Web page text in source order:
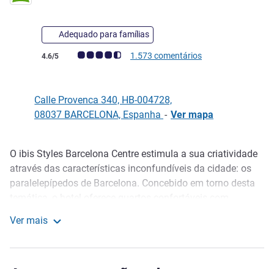
Adequado para famílias
Nota clientes Avis (Classificação ALL)
4.6/5 1.573 comentários
Calle Provenca 340, HB-004728,
08037 BARCELONA, Espanha - Ver mapa
Descrição
O ibis Styles Barcelona Centre estimula a sua criatividade
através das características inconfundíveis da cidade: os
paralelepípedos de Barcelona. Concebido em torno desta
pequeno-almoço de bufete antes de visitar toda a riqueza
Ver mais